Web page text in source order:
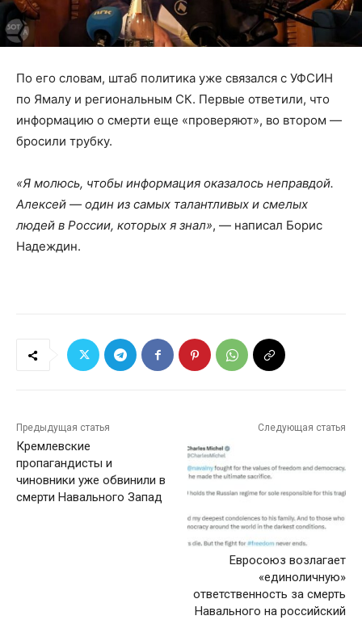
По его словам, штаб политика уже связался с УФСИН
по Ямалу и региональным СК. Первые ответили, что
информацию о смерти еще «проверяют», во втором —
бросили трубку.
«Я молюсь, чтобы информация оказалось неправдой.
Алексей — один из самых талантливых и смелых
людей в России, которых я знал», — написал Борис
Надеждин.
Предыдущая статья
Кремлевские
пропагандисты и
чиновники уже обвинили в
смерти Навального Запад
Следующая статья
Евросоюз возлагает
«единоличную»
ответственность за смерть
Навального на российский